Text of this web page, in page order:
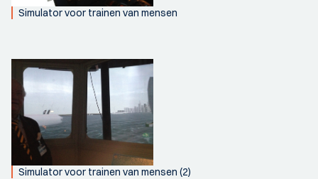
Simulator voor trainen van mensen
Simulator voor trainen van mensen (2)